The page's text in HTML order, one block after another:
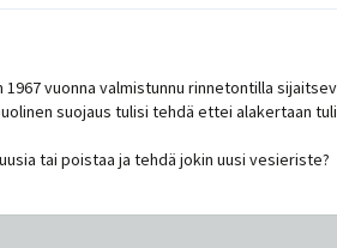
vuonna valmistunnu rinnetontilla
suojaus tulisi tehdä ettei alakertaan
tai poistaa ja tehdä jokin uusi vesieriste?